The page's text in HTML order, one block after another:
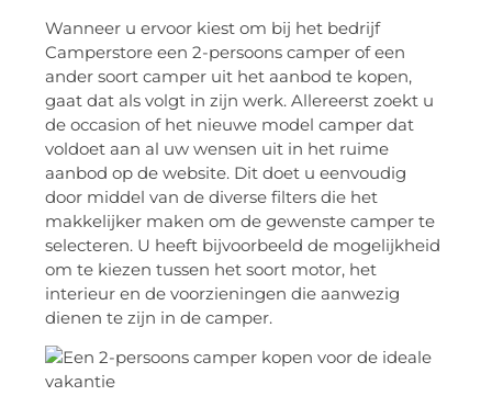
Wanneer u ervoor kiest om bij het bedrijf
Camperstore een 2-persoons camper of een
ander soort camper uit het aanbod te kopen,
gaat dat als volgt in zijn werk. Allereerst zoekt u
de occasion of het nieuwe model camper dat
voldoet aan al uw wensen uit in het ruime
aanbod op de website. Dit doet u eenvoudig
door middel van de diverse filters die het
makkelijker maken om de gewenste camper te
selecteren. U heeft bijvoorbeeld de mogelijkheid
om te kiezen tussen het soort motor, het
interieur en de voorzieningen die aanwezig
dienen te zijn in de camper.